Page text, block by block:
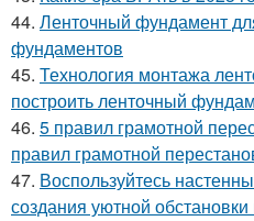
44. Ленточный фундамент
фундаментов
45. Технология монтажа
построить ленточный
46. 5 правил грамотной
правил грамотной
47. Воспользуйтесь
создания уютной